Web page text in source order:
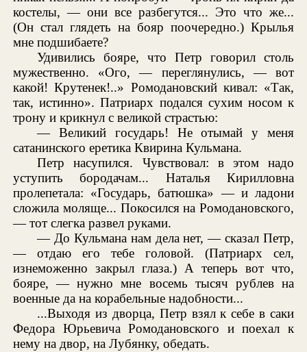
костелы, — они все разбегутся... Это что же...
(Он стал глядеть на бояр поочередно.) Крылья
мне подшибаете?
Удивились бояре, что Петр говорил столь
мужественно. «Ого, — переглянулись, — вот
какой! Крутенек!..» Ромодановский кивал: «Так,
так, истинно». Патриарх подался сухим носом к
трону и крикнул с великой страстью:
— Великий государь! Не отымай у меня
сатанинского еретика Квирина Кульмана.
Петр насупился. Чувствовал: в этом надо
уступить бородачам... Наталья Кирилловна
пролепетала: «Государь, батюшка» — и ладони
сложила моляще... Покосился на Ромодановского,
— тот слегка развел руками.
— До Кульмана нам дела нет, — сказал Петр,
— отдаю его тебе головой. (Патриарх сел,
изнеможенно закрыл глаза.) А теперь вот что,
бояре, — нужно мне восемь тысяч рублев на
военные да на корабельные надобности...
...Выходя из дворца, Петр взял к себе в саки
Федора Юрьевича Ромодановского и поехал к
нему на двор, на Лубянку, обедать.